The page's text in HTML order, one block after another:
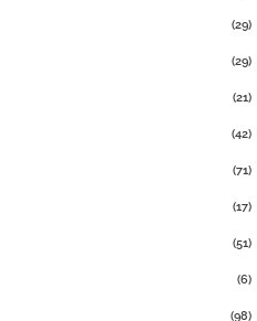
(29)
(29)
(21)
(42)
(71)
(17)
(51)
(6)
(98)